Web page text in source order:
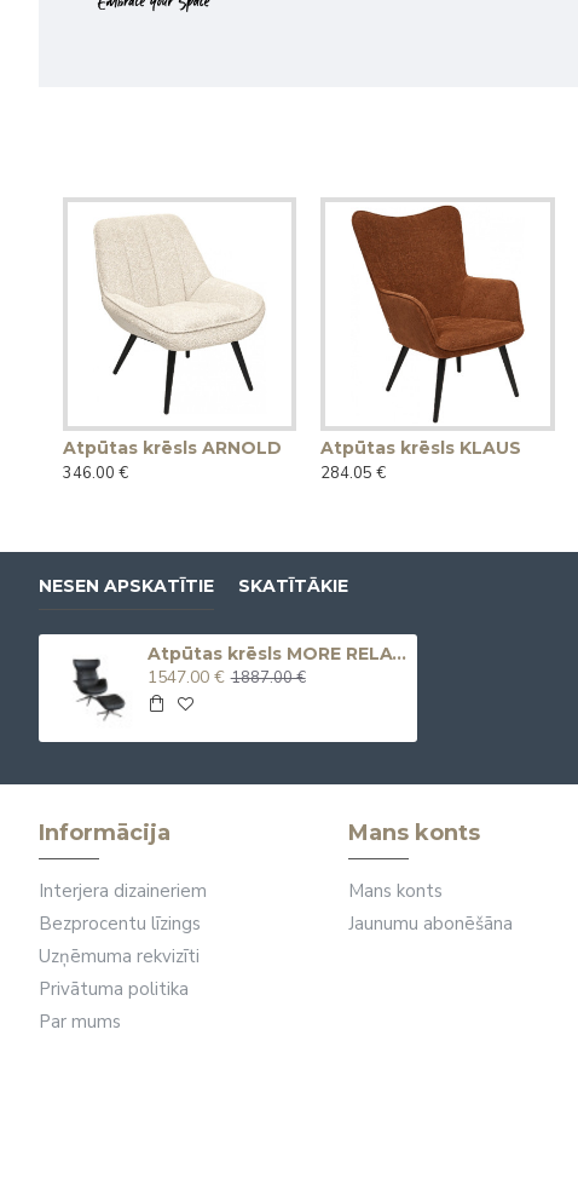
Atpūtas krēsls ARNOLD
346.00 €
Atpūtas krēsls KLAUS
284.05 €
NESEN APSKATĪTIE SKATĪTĀKIE
Atpūtas krēsls MORE RELAX (Armchair)
1547.00 € 1887.00 €
Informācija
Interjera dizaineriem
Bezprocentu līzings
Uzņēmuma rekvizīti
Privātuma politika
Par mums
Mans konts
Mans konts
Jaunumu abonēšāna